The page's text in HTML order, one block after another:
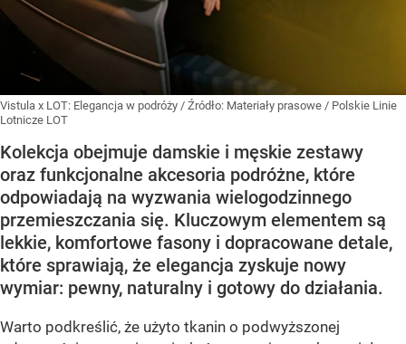
Vistula x LOT: Elegancja w podróży / Źródło: Materiały prasowe / Polskie Linie
Lotnicze LOT
Kolekcja obejmuje damskie i męskie zestawy
oraz funkcjonalne akcesoria podróżne, które
odpowiadają na wyzwania wielogodzinnego
przemieszczania się. Kluczowym elementem są
lekkie, komfortowe fasony i dopracowane detale,
które sprawiają, że elegancja zyskuje nowy
wymiar: pewny, naturalny i gotowy do działania.
Warto podkreślić, że użyto tkanin o podwyższonej